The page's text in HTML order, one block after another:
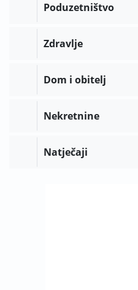
Poduzetništvo
Zdravlje
Dom i obitelj
Nekretnine
Natječaji